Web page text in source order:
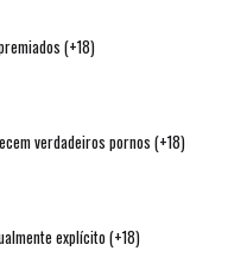
(+18)
verdadeiros pornos (+18)
explícito (+18)